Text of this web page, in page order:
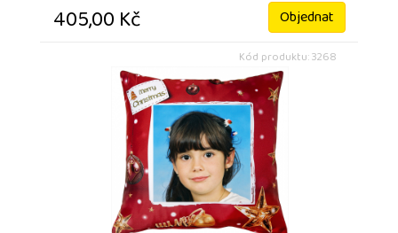
405,00 Kč Objednat
Kód produktu: 3268